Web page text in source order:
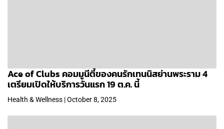
Ace of Clubs คอมมูนีตี้ของคนรักเทนนิสย่านพระราม 4
เตรียมเปิดให้บริการวันแรก 19 ต.ค. นี้
Health & Wellness | October 8, 2025